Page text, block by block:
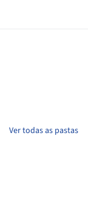
Ver todas as pastas